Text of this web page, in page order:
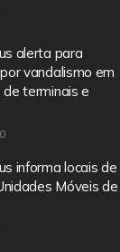
s
A
p
gr
a
m
alerta para
vandalismo em
terminais e
0
informa locais de
Móveis de